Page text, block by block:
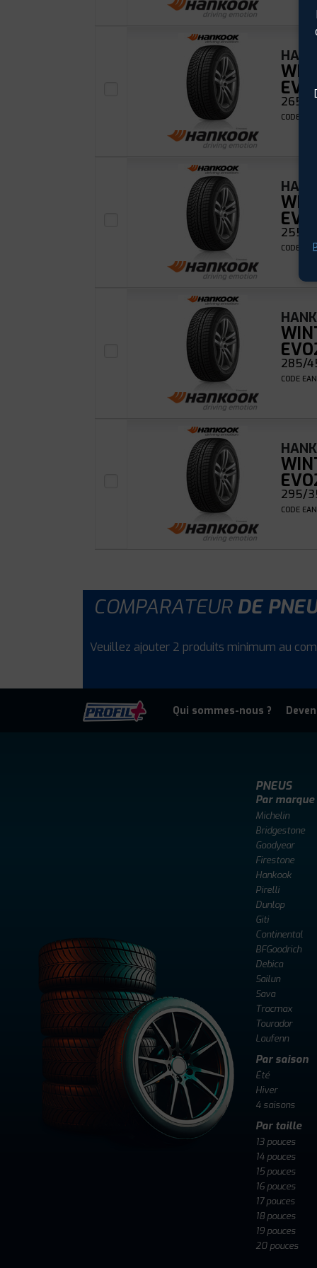
265/
CODE
255/
CODE
285/
CODE
295/
CODE
COMPARATEUR DE
Veuillez ajouter 2 produits minimum au
Qui sommes-nous ?
PNEUS
Par marque
Michelin
Bridgestone
Goodyear
Firestone
Hankook
Pirelli
Dunlop
Giti
Continental
BFGoodrich
Debica
Sailun
Sava
Tracmax
Tourador
Laufenn
Par saison
Été
Hiver
4 saisons
Par taille
13 pouces
14 pouces
15 pouces
16 pouces
17 pouces
18 pouces
19 pouces
20 pouces